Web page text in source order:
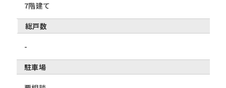
7階建て
総戸数
-
駐車場